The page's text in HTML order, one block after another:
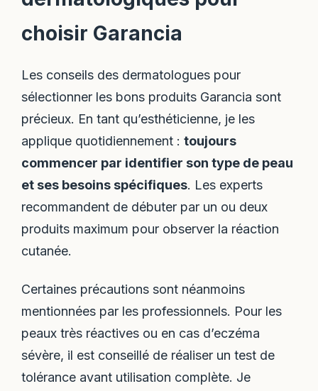
choisir Garancia
Les conseils des dermatologues pour
sélectionner les bons produits Garancia sont
précieux. En tant qu’esthéticienne, je les
applique quotidiennement :toujours
commencer par identifier son type de peau
et ses besoins spécifiques. Les experts
recommandent de débuter par un ou deux
produits maximum pour observer la réaction
cutanée.
Certaines précautions sont néanmoins
mentionnées par les professionnels. Pour les
peaux très réactives ou en cas d’eczéma
sévère, il est conseillé de réaliser un test de
tolérance avant utilisation complète. Je